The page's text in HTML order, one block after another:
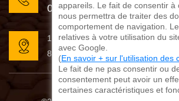
07 80 33 28 62
176 avenue de Limoges
87270 Couzeix
appareils. Le fait de consentir à
nous permettra de traiter des
comportement de navigation.
relatives à votre utilisation du
avec Google.
(En savoir + sur l'utilisation des
Le fait de ne pas consentir ou
consentement peut avoir un
certaines caractéristiques et